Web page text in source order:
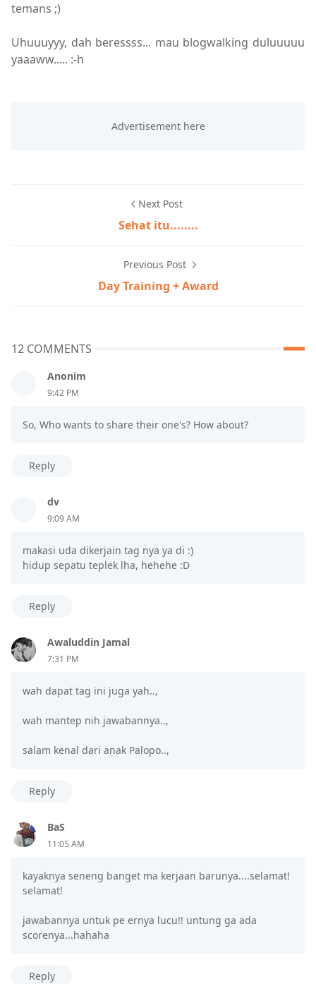
temans ;)
Uhuuuyyy, dah beressss... mau blogwalking duluuuuu
yaaaww..... :-h
Next Post
Sehat itu........
Previous Post
Day Training + Award
12 COMMENTS
Anonim
9:42 PM
So, Who wants to share their one's? How about?
Reply
dv
9:09 AM
makasi uda dikerjain tag nya ya di :)
hidup sepatu teplek lha, hehehe :D
Reply
Awaluddin Jamal
7:31 PM
wah dapat tag ini juga yah..,
wah mantep nih jawabannya..,
salam kenal dari anak Palopo..,
Reply
BaS
11:05 AM
kayaknya seneng banget ma kerjaan barunya....selamat!
selamat!
jawabannya untuk pe ernya lucu!! untung ga ada
scorenya...hahaha
Reply